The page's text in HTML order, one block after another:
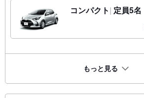
コンパクト 定員5名
もっと見る